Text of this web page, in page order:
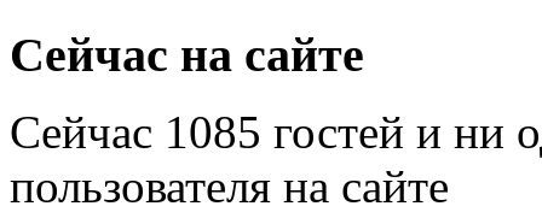
Сейчас на сайте
Сейчас 1085 гостей и ни
пользователя на сайте